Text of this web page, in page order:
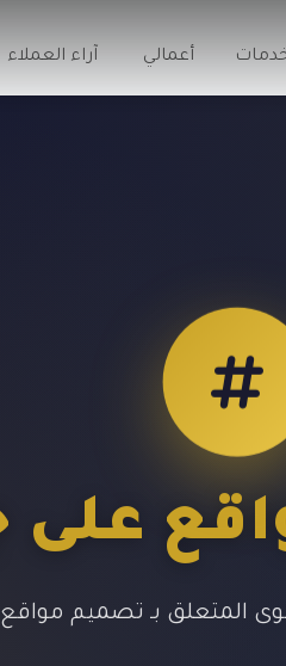
أعمالي آراء العملاء
على
المتعلق بـ تصميم